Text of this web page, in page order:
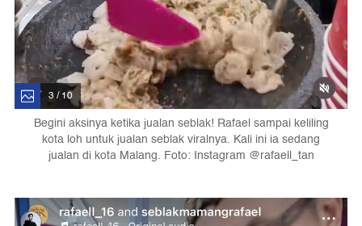
3 / 10
Begini aksinya ketika jualan seblak! Rafael sampai keliling
kota loh untuk jualan seblak viralnya. Kali ini ia sedang
jualan di kota Malang. Foto: Instagram @rafaell_tan